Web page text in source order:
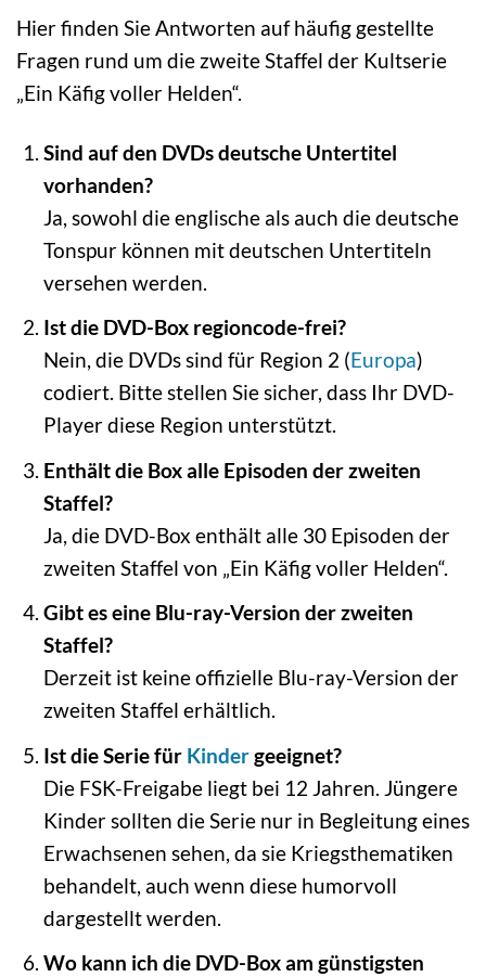
Hier finden Sie Antworten auf häufig gestellte
Fragen rund um die zweite Staffel der Kultserie
„Ein Käfig voller Helden“.
Sind auf den DVDs deutsche Untertitel
vorhanden?
Ja, sowohl die englische als auch die deutsche
Tonspur können mit deutschen Untertiteln
versehen werden.
Ist die DVD-Box regioncode-frei?
Nein, die DVDs sind für Region 2 (Europa)
codiert. Bitte stellen Sie sicher, dass Ihr DVD-
Player diese Region unterstützt.
Enthält die Box alle Episoden der zweiten
Staffel?
Ja, die DVD-Box enthält alle 30 Episoden der
zweiten Staffel von „Ein Käfig voller Helden“.
Gibt es eine Blu-ray-Version der zweiten
Staffel?
Derzeit ist keine offizielle Blu-ray-Version der
zweiten Staffel erhältlich.
Ist die Serie für Kindergeeignet?
Die FSK-Freigabe liegt bei 12 Jahren. Jüngere
Kinder sollten die Serie nur in Begleitung eines
Erwachsenen sehen, da sie Kriegsthematiken
behandelt, auch wenn diese humorvoll
dargestellt werden.
Wo kann ich die DVD-Box am günstigsten